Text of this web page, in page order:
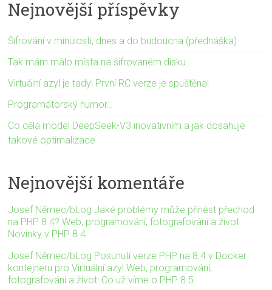
Nejnovější příspěvky
Šifrování v minulosti, dnes a do budoucna (přednáška)
Tak mám málo místa na šifrovaném disku…
Virtuální azyl je tady! První RC verze je spuštěna!
Programátorský humor…
Co dělá model DeepSeek-V3 inovativním a jak dosahuje
takové optimalizace
Nejnovější komentáře
Josef Němec/bLog Jaké problémy může přinést přechod
na PHP 8.4? Web, programování, fotografování a život:
Novinky v PHP 8.4
Josef Němec/bLog Posunutí verze PHP na 8.4 v Docker
kontejneru pro Virtuální azyl Web, programování,
fotografování a život: Co už víme o PHP 8.5